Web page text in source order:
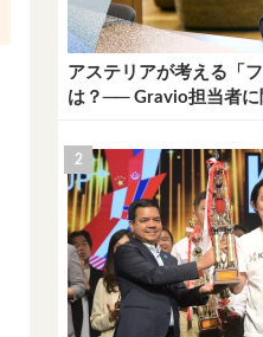
アステリアが考える「
は？── Gravio担当者に